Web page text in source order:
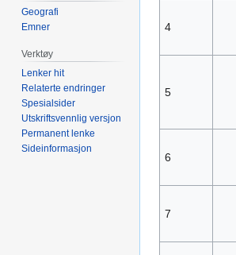
4
5
6
7
Geografi
Emner
Verktøy
Lenker hit
Relaterte endringer
Spesialsider
Utskriftsvennlig versjon
Permanent lenke
Sideinformasjon